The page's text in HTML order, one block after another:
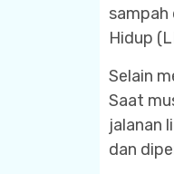
sampah
Hidup
Selain
Saat
jalanan
dan